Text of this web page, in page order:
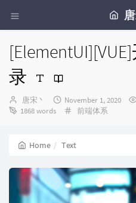
录
Author：
唐宋丶
发
布
November 1, 2020
1868 words
Categories：
前端体系
Home Text